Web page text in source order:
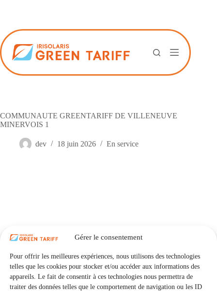
Gérer le consentement
Pour offrir les meilleures expériences, nous utilisons des technologies
telles que les cookies pour stocker et/ou accéder aux informations des
appareils. Le fait de consentir à ces technologies nous permettra de
traiter des données telles que le comportement de navigation ou les ID
COMMUNAUTE GREENTARIFF DE VILLENEUVE
MINERVOIS 1
dev 18 juin 2026 En service